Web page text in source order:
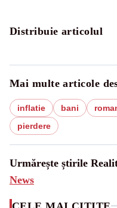
Distribuie articolul
Mai multe articole
inflatie bani
pierdere
Urmărește știrile
News